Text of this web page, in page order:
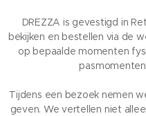
DREZZA is gevestigd in
bekijken en bestellen via de
op bepaalde momenten
Tijdens een bezoek nemen
geven. We vertellen niet